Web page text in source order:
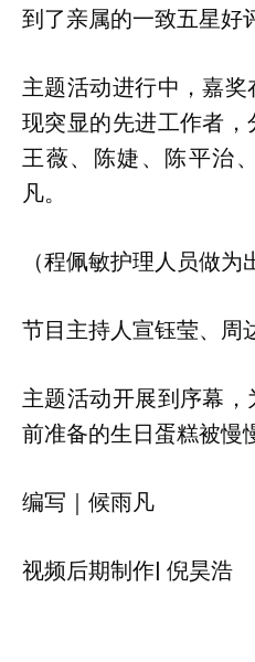
到了亲属的一致五星好
主题活动进行中，嘉
现突显的先进工作者，
王薇、陈婕、陈平治
凡。
（程佩敏护理人员做为
节目主持人宣钰莹、周
主题活动开展到序幕
前准备的生日蛋糕被慢
编写｜候雨凡
视频后期制作| 倪昊浩